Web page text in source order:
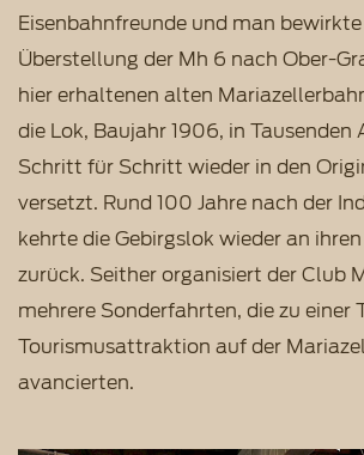
Eisenbahnfreunde und man
Überstellung der Mh 6 nach Ober-
hier erhaltenen alten
die Lok, Baujahr 1906, in Tausenden
Schritt für Schritt wieder in den
versetzt. Rund 100 Jahre nach der
kehrte die Gebirgslok wieder an
zurück. Seither organisiert der Club
mehrere Sonderfahrten, die zu einer
Tourismusattraktion auf der
avancierten.